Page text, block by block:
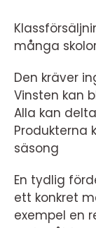
många
Den kräver
Vinsten kan
Alla kan
Produkterna
säsong
En tydlig
ett konkret
exempel en